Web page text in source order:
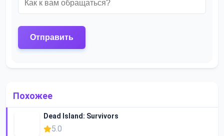
Похожее
Dead Island: Survivors
5.0